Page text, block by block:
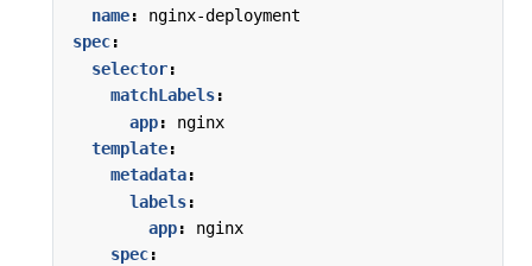
name:
nginx-deployment
spec:
selector:
matchLabels:
app:
nginx
template:
metadata:
labels:
app:
nginx
spec: